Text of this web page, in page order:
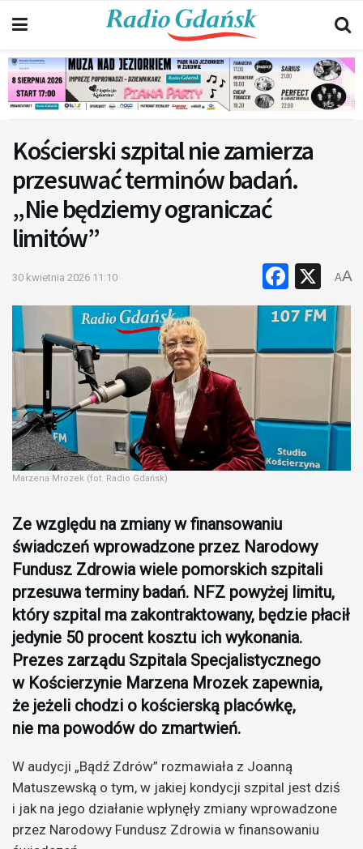
Kościerski szpital nie zamierza
przesuwać terminów badań.
„Nie będziemy ograniczać
limitów”
30 kwietnia 2026 11:10 X
AA
Marzena Mrozek (fot. Radio Gdańsk)
Ze względu na zmiany w finansowaniu
świadczeń wprowadzone przez Narodowy
Fundusz Zdrowia wiele pomorskich szpitali
przesuwa terminy badań. NFZ powyżej limitu,
który szpital ma zakontraktowany, będzie płacił
jedynie 50 procent kosztu ich wykonania.
Prezes zarządu Szpitala Specjalistycznego
w Kościerzynie Marzena Mrozek zapewnia,
że jeżeli chodzi o kościerską placówkę,
nie ma powodów do zmartwień.
W audycji „Bądź Zdrów” rozmawiała z Joanną
Matuszewską o tym, w jakiej kondycji szpital jest dziś
i jak na jego działanie wpłynęły zmiany wprowadzone
przez Narodowy Fundusz Zdrowia w finansowaniu